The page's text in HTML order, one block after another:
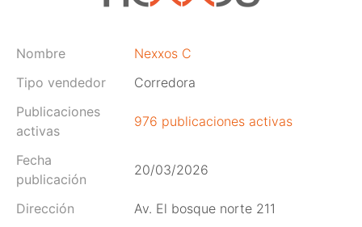
Nombre
Nexxos C
Tipo vendedor
Corredora
Publicaciones
activas
976 publicaciones activas
Fecha
publicación
20/03/2026
Dirección Av. El bosque norte 211